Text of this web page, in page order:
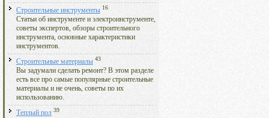
Строительные инструменты 16
Статьи об инструменте и электроинструменте,
советы экспертов, обзоры строительного
инструмента, основные характеристики
инструментов.
Строительные материалы 43
Вы задумали сделать ремонт? В этом разделе
есть все про самые популярные строительные
материалы и не очень, советы по их
использованию.
Теплый пол 39